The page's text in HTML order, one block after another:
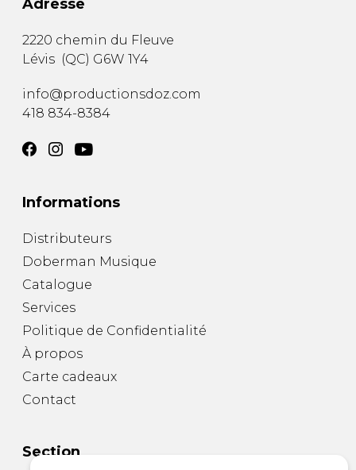
Adresse
2220 chemin du Fleuve
Lévis (QC) G6W 1Y4
info@productionsdoz.com
418 834-8384
Informations
Distributeurs
Doberman Musique
Catalogue
Services
Politique de Confidentialité
À propos
Carte cadeaux
Contact
Section